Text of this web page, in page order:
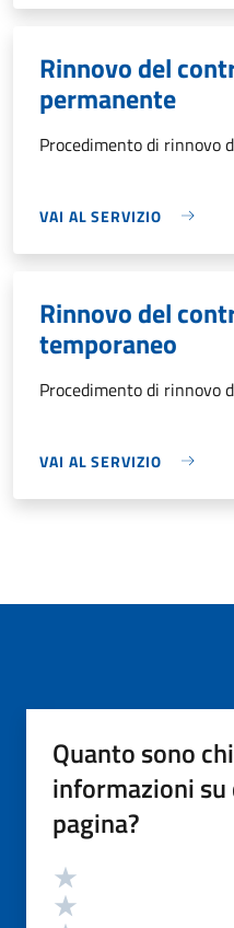
Rinnovo del
permanente
Procedimento di rinnovo
VAI AL SERVIZIO
Rinnovo del
temporaneo
Procedimento di rinnovo
VAI AL SERVIZIO
Quanto sono
informazioni su
pagina?
Valutazione